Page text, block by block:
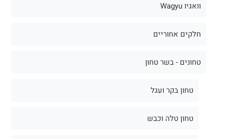
וואגיו Wagyu
חלקים אחוריים
טחונים - בשר טחון
טחון בקר ועגל
טחון טלה וכבש